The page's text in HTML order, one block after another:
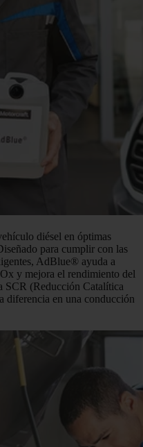
diésel en óptimas
para cumplir con las
AdBlue® ayuda a
y mejora el rendimiento del
SCR (Reducción Catalítica
diferencia en una conducción